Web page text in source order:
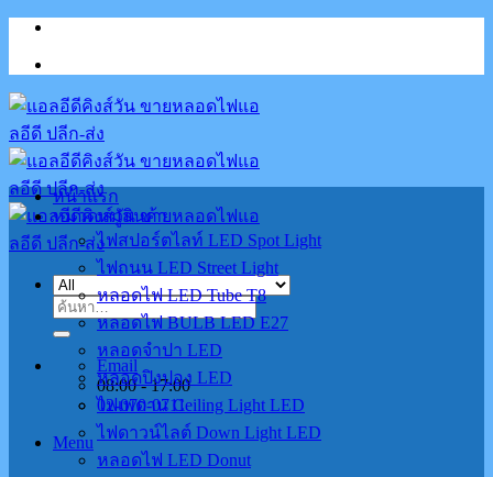
Skip
content
ค้นหา:
Email
08:00 - 17:00
02-070-0711
Menu
หน้าแรก
หมวดหมู่สินค้า
ไฟสปอร์ตไลท์ LED Spot Light
ไฟถนน LED Street Light
หลอดไฟ LED Tube T8
หลอดไฟ BULB LED E27
หลอดจำปา LED
หลอดปิงปอง LED
ไฟเพดาน Ceiling Light LED
ไฟดาวน์ไลต์ Down Light LED
หลอดไฟ LED Donut